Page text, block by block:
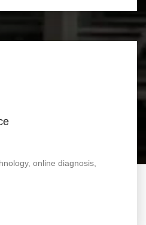
online diagnosis,